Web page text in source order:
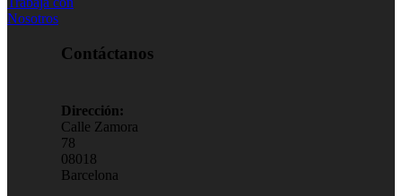
Nosotros
Contáctanos
Dirección:
Calle Zamora
78
08018
Barcelona